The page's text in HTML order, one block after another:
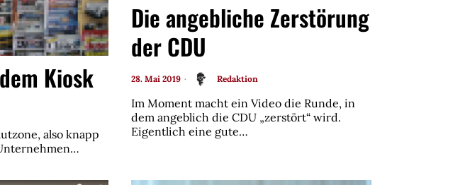
Kiosk
also knapp
Die angebliche Zerstörung
der CDU
28. Mai 2019 Redaktion
Im Moment macht ein Video die Runde, in
dem angeblich die CDU „zerstört“ wird.
Eigentlich eine gute…